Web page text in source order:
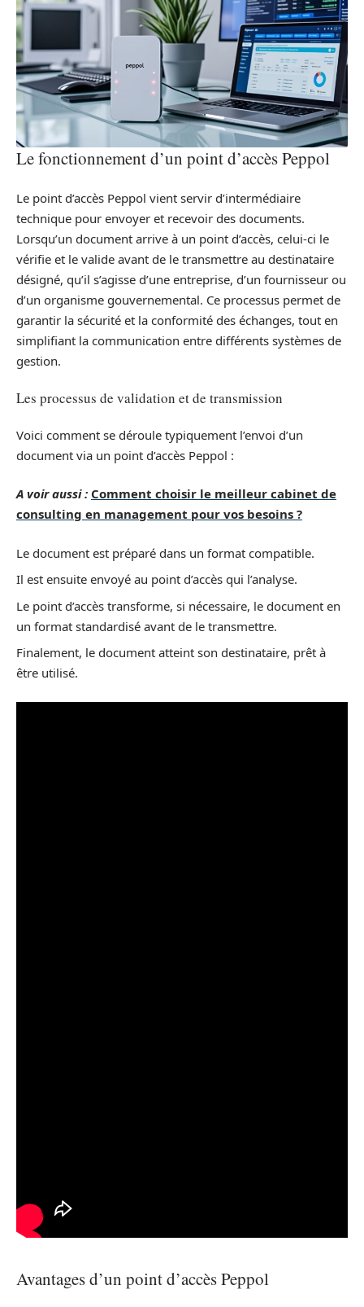
Le fonctionnement d’un point d’accès Peppol
Le point d’accès Peppol vient servir d’intermédiaire
technique pour envoyer et recevoir des documents.
Lorsqu’un document arrive à un point d’accès, celui-ci le
vérifie et le valide avant de le transmettre au destinataire
désigné, qu’il s’agisse d’une entreprise, d’un fournisseur ou
d’un organisme gouvernemental. Ce processus permet de
garantir la sécurité et la conformité des échanges, tout en
simplifiant la communication entre différents systèmes de
gestion.
Les processus de validation et de transmission
Voici comment se déroule typiquement l’envoi d’un
document via un point d’accès Peppol :
A voir aussi : Comment choisir le meilleur cabinet de
consulting en management pour vos besoins ?
Le document est préparé dans un format compatible.
Il est ensuite envoyé au point d’accès qui l’analyse.
Le point d’accès transforme, si nécessaire, le document en
un format standardisé avant de le transmettre.
Finalement, le document atteint son destinataire, prêt à
être utilisé.
Avantages d’un point d’accès Peppol